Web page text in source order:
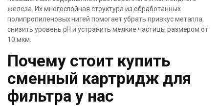
железа. Их многослойная структура из обработанных
полипропиленовых нитей помогает убрать привкус металла,
снизить уровень рН и устранить мелкие частицы размером от
10 мкм.
Почему стоит купить
сменный картридж для
фильтра у нас